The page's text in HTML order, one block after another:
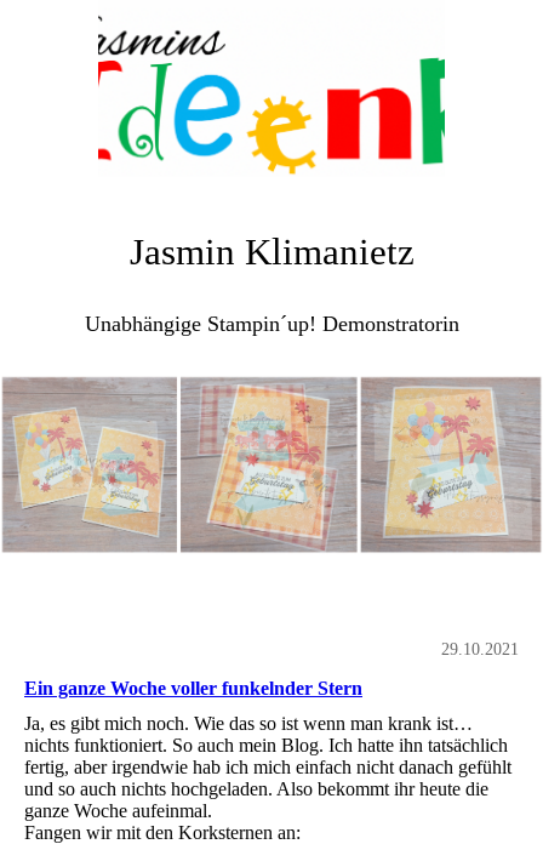
Jasmin Klimanietz
Unabhängige Stampin´up! Demonstratorin
29.10.2021
Ein ganze Woche voller funkelnder Stern
Ja, es gibt mich noch. Wie das so ist wenn man krank ist…
nichts funktioniert. So auch mein Blog. Ich hatte ihn tatsächlich
fertig, aber irgendwie hab ich mich einfach nicht danach gefühlt
und so auch nichts hochgeladen. Also bekommt ihr heute die
ganze Woche aufeinmal.
Fangen wir mit den Korksternen an: